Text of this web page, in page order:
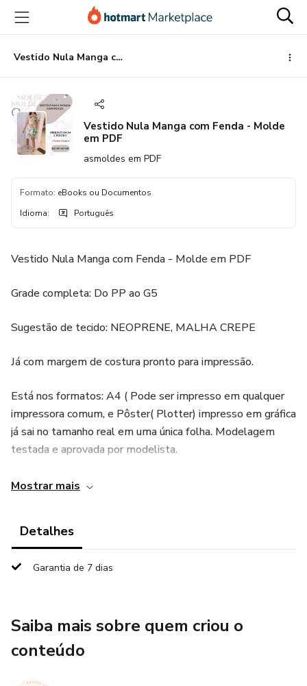
para
conteúdo
principal
para
pagamento
para
rodapé
Vestido Nula Manga com Fenda - Molde em PDF
Vestido Nula Manga com Fenda - Molde
em PDF
asmoldes em PDF
Formato: eBooks ou Documentos
Idioma: Português
Vestido Nula Manga com Fenda - Molde em PDF
Grade completa: Do PP ao G5
Sugestão de tecido: NEOPRENE, MALHA CREPE
Já com margem de costura pronto para impressão.
Está nos formatos: A4 ( Pode ser impresso em qualquer
impressora comum, e Pôster( Plotter) impresso em gráfica
já sai no tamanho real em uma única folha. Modelagem
testada e aprovada por modelista.
Após a COMPRA do molde, é PROIBIDO a revenda
Mostrar mais
Detalhes
Garantia de 7 dias
Saiba mais sobre quem criou o
conteúdo